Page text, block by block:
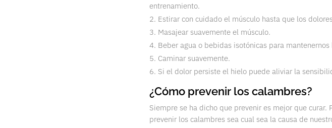
entrenamiento.
Estirar con cuidado el músculo hasta que los
Masajear suavemente el músculo.
Beber agua o bebidas isotónicas para
Caminar suavemente.
Si el dolor persiste el hielo puede aliviar la
¿Cómo prevenir los calambres?
Siempre se ha dicho que prevenir es mejor que
prevenir los calambres sea cual sea la causa de